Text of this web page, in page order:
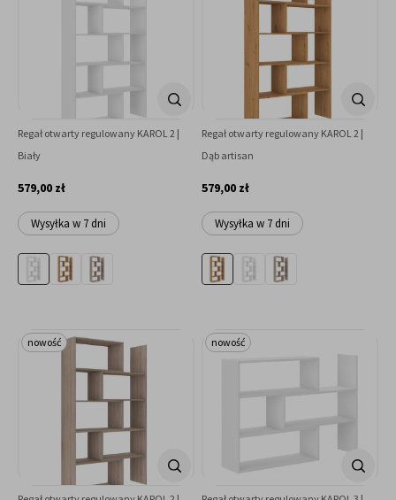
Regał otwarty regulowany KAROL 2 |
Biały
579,00 zł
Wysyłka w 7 dni
Regał otwarty regulowany KAROL 2 |
Dąb artisan
579,00 zł
Wysyłka w 7 dni
nowość nowość